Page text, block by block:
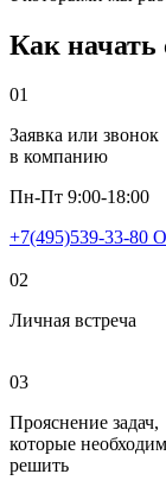
Как начать
01
Заявка или звонок
в компанию
Пн-Пт 9:00-18:00
+7(495)539-33-80
02
Личная встреча
03
Прояснение задач,
которые
решить